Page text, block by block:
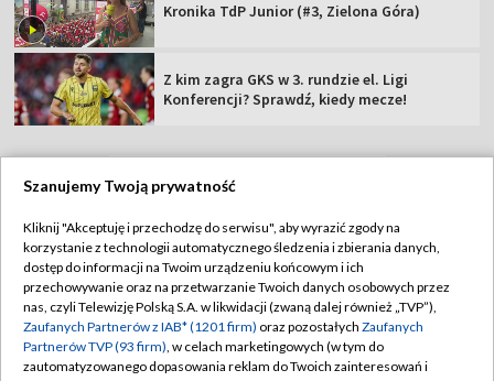
Kronika TdP Junior (#3, Zielona Góra)
Z kim zagra GKS w 3. rundzie el. Ligi
Konferencji? Sprawdź, kiedy mecze!
Abonament TVP
Sklep TVP
Biuro Reklamy
Oferta Handlowa
Regulamin TVP
Polityka prywatności
Moje zgody
Biuro reklamy
Szanujemy Twoją prywatność
Kliknij "Akceptuję i przechodzę do serwisu", aby wyrazić zgody na
korzystanie z technologii automatycznego śledzenia i zbierania danych,
dostęp do informacji na Twoim urządzeniu końcowym i ich
przechowywanie oraz na przetwarzanie Twoich danych osobowych przez
nas, czyli Telewizję Polską S.A. w likwidacji (zwaną dalej również „TVP”),
Zaufanych Partnerów z IAB* (1201 firm) oraz pozostałych Zaufanych
Partnerów TVP (93 firm), w celach marketingowych (w tym do
zautomatyzowanego dopasowania reklam do Twoich zainteresowań i